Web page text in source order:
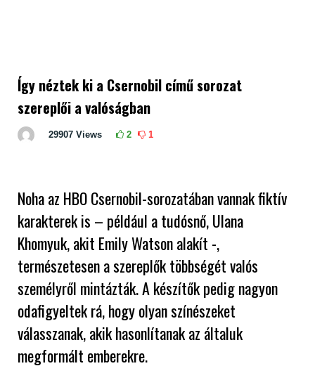
Így néztek ki a Csernobil című sorozat
szereplői a valóságban
29907 Views 2 1
Noha az HBO Csernobil-sorozatában vannak fiktív
karakterek is – például a tudósnő, Ulana
Khomyuk, akit Emily Watson alakít -,
természetesen a szereplők többségét valós
személyről mintázták. A készítők pedig nagyon
odafigyeltek rá, hogy olyan színészeket
válasszanak, akik hasonlítanak az általuk
megformált emberekre.